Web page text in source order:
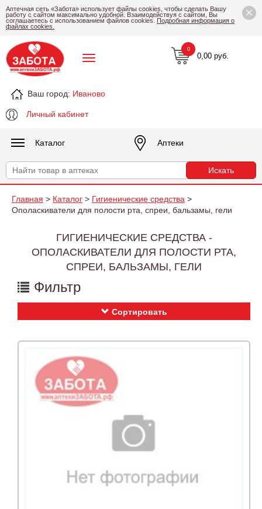
×
Аптечная сеть «Забота» использует файлы cookies, чтобы сделать Вашу
работу с сайтом максимально удобной. Взаимодействуя с сайтом, Вы
соглашаетесь с использованием файлов cookies. Подробная информация о
файлах cookies.
Ваш город: Иваново
Личный кабинет
0,00 руб.
0
Каталог Аптеки
Главная > Каталог > Гигиенические средства >
Ополаскиватели для полости рта, спреи, бальзамы, гели
ГИГИЕНИЧЕСКИЕ СРЕДСТВА -
ОПОЛАСКИВАТЕЛИ ДЛЯ ПОЛОСТИ РТА,
СПРЕИ, БАЛЬЗАМЫ, ГЕЛИ
Фильтр
Сортировать